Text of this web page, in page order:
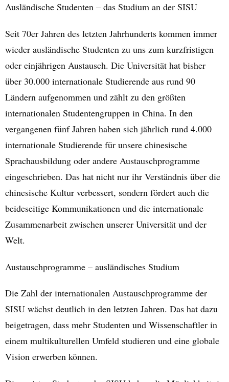
Ausländische Studenten – das Studium an der SISU
Seit 70er Jahren des letzten Jahrhunderts kommen immer
wieder ausländische Studenten zu uns zum kurzfristigen
oder einjährigen Austausch. Die Universität hat bisher
über 30.000 internationale Studierende aus rund 90
Ländern aufgenommen und zählt zu den größten
internationalen Studentengruppen in China. In den
vergangenen fünf Jahren haben sich jährlich rund 4.000
internationale Studierende für unsere chinesische
Sprachausbildung oder andere Austauschprogramme
eingeschrieben. Das hat nicht nur ihr Verständnis über die
chinesische Kultur verbessert, sondern fördert auch die
beideseitige Kommunikationen und die internationale
Zusammenarbeit zwischen unserer Universität und der
Welt.
Austauschprogramme – ausländisches Studium
Die Zahl der internationalen Austauschprogramme der
SISU wächst deutlich in den letzten Jahren. Das hat dazu
beigetragen, dass mehr Studenten und Wissenschaftler in
einem multikulturellen Umfeld studieren und eine globale
Vision erwerben können.